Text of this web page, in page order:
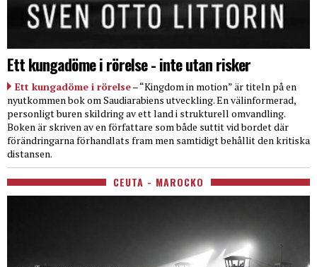
Ett kungadöme i rörelse - inte utan risker
Ett kungadöme i rörelse– “Kingdom in motion” är titeln på en
nyutkommen bok om Saudiarabiens utveckling. En välinformerad,
personligt buren skildring av ett land i strukturell omvandling.
Boken är skriven av en författare som både suttit vid bordet där
förändringarna förhandlats fram men samtidigt behållit den kritiska
distansen.
CEUTA - MAROCKO